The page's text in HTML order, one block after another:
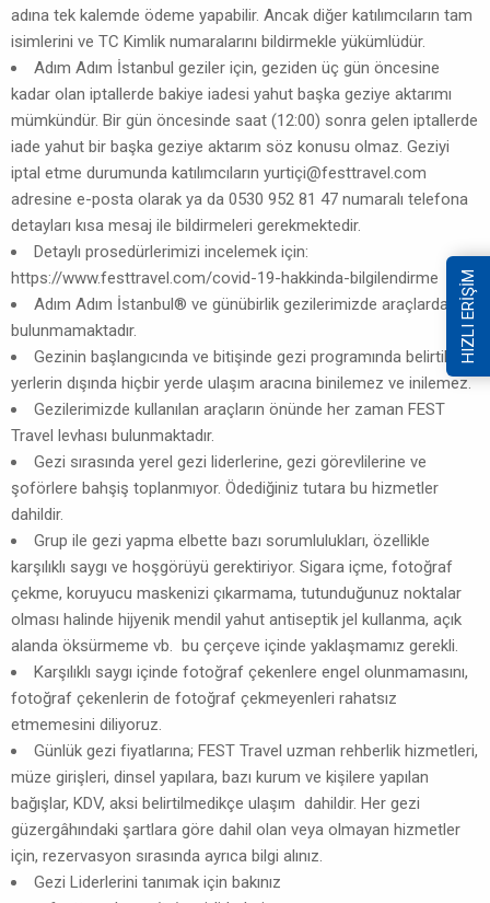
adına tek kalemde ödeme yapabilir. Ancak diğer katılımcıların tam
isimlerini ve TC Kimlik numaralarını bildirmekle yükümlüdür.
Adım Adım İstanbul geziler için, geziden üç gün öncesine
kadar olan iptallerde bakiye iadesi yahut başka geziye aktarımı
mümkündür. Bir gün öncesinde saat (12:00) sonra gelen iptallerde
iade yahut bir başka geziye aktarım söz konusu olmaz. Geziyi
iptal etme durumunda katılımcıların yurtiçi@festtravel.com
adresine e-posta olarak ya da 0530 952 81 47 numaralı telefona
detayları kısa mesaj ile bildirmeleri gerekmektedir.
Detaylı prosedürlerimizi incelemek için:
https://www.festtravel.com/covid-19-hakkinda-bilgilendirme
Adım Adım İstanbul® ve günübirlik gezilerimizde araçlarda su
bulunmamaktadır.
Gezinin başlangıcında ve bitişinde gezi programında belirtilen
yerlerin dışında hiçbir yerde ulaşım aracına binilemez ve inilemez.
Gezilerimizde kullanılan araçların önünde her zaman FEST
Travel levhası bulunmaktadır.
Gezi sırasında yerel gezi liderlerine, gezi görevlilerine ve
şoförlere bahşiş toplanmıyor. Ödediğiniz tutara bu hizmetler
dahildir.
Grup ile gezi yapma elbette bazı sorumlulukları, özellikle
karşılıklı saygı ve hoşgörüyü gerektiriyor. Sigara içme, fotoğraf
çekme, koruyucu maskenizi çıkarmama, tutunduğunuz noktalar
olması halinde hijyenik mendil yahut antiseptik jel kullanma, açık
alanda öksürmeme vb. bu çerçeve içinde yaklaşmamız gerekli.
Karşılıklı saygı içinde fotoğraf çekenlere engel olunmamasını,
fotoğraf çekenlerin de fotoğraf çekmeyenleri rahatsız
etmemesini diliyoruz.
Günlük gezi fiyatlarına; FEST Travel uzman rehberlik hizmetleri,
müze girişleri, dinsel yapılara, bazı kurum ve kişilere yapılan
bağışlar, KDV, aksi belirtilmedikçe ulaşım dahildir. Her gezi
güzergâhındaki şartlara göre dahil olan veya olmayan hizmetler
için, rezervasyon sırasında ayrıca bilgi alınız.
Gezi Liderlerini tanımak için bakınız
HIZLI ERİŞİM